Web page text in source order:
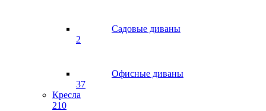
Садовые диваны
2
Офисные диваны
37
Кресла
210